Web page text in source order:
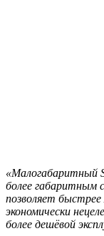
«Малогабаритный
более габаритным
позволяет
экономически
более дешёвой